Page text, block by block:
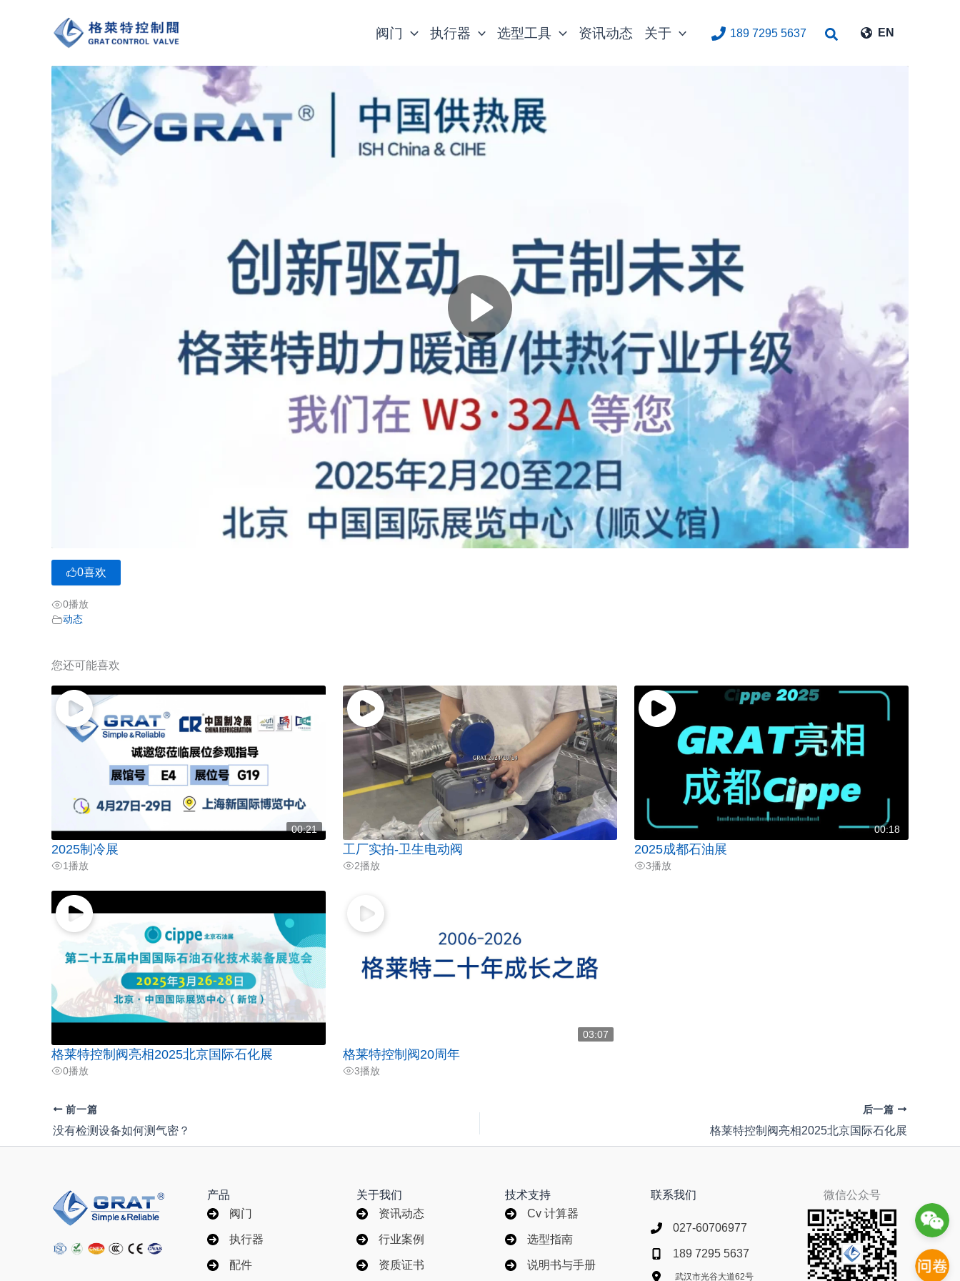
阀门 执行器 选型工具 资讯动态 关于 189 7295 5637
搜
EN
0喜欢
0播放
动态
您还可能喜欢
00:21
2025制冷展
1播放
工厂实拍-卫生电动阀
2播放
00:18
2025成都石油展
3播放
格莱特控制阀亮相2025北京国际石化展
0播放
03:07
格莱特控制阀20周年
3播放
前一篇
没有检测设备如何测气密？
后一篇
格莱特控制阀亮相2025北京国际石化展
产品
阀门
执行器
配件
关于我们
资讯动态
行业案例
资质证书
技术支持
Cv 计算器
选型指南
说明书与手册
联系我们
027-60706977
189 7295 5637
武汉市光谷大道62号
微信公众号